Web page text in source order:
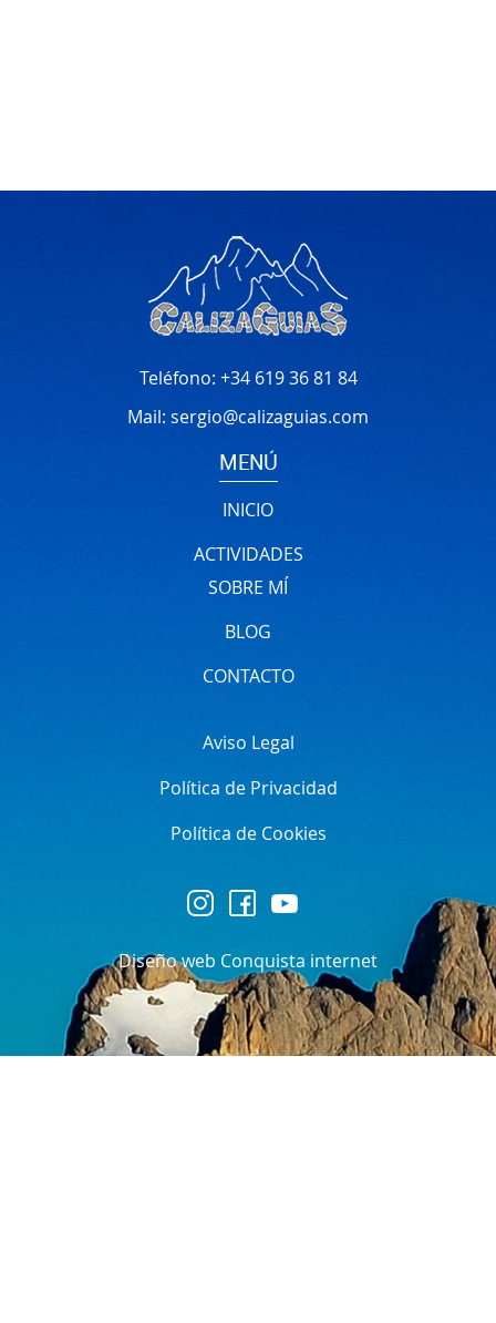
Teléfono: +34 619 36 81 84
Mail: sergio@calizaguias.com
MENÚ
INICIO
ACTIVIDADES
SOBRE MÍ
BLOG
CONTACTO
Aviso Legal
Política de Privacidad
Política de Cookies
Diseño web Conquista internet